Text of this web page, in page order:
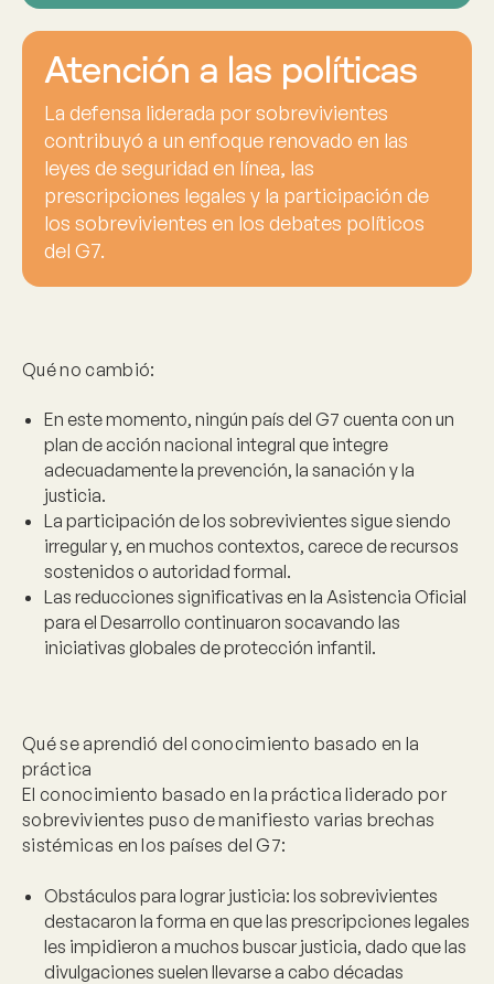
Atención a las políticas
La defensa liderada por sobrevivientes
contribuyó a un enfoque renovado en las
leyes de seguridad en línea, las
prescripciones legales y la participación de
los sobrevivientes en los debates políticos
del G7.
Qué no cambió:
En este momento, ningún país del G7 cuenta con un
plan de acción nacional integral que integre
adecuadamente la prevención, la sanación y la
justicia.
La participación de los sobrevivientes sigue siendo
irregular y, en muchos contextos, carece de recursos
sostenidos o autoridad formal.
Las reducciones significativas en la Asistencia Oficial
para el Desarrollo continuaron socavando las
iniciativas globales de protección infantil.
Qué se aprendió del conocimiento basado en la
práctica
El conocimiento basado en la práctica liderado por
sobrevivientes puso de manifiesto varias brechas
sistémicas en los países del G7:
Obstáculos para lograr justicia: los sobrevivientes
destacaron la forma en que las prescripciones legales
les impidieron a muchos buscar justicia, dado que las
divulgaciones suelen llevarse a cabo décadas